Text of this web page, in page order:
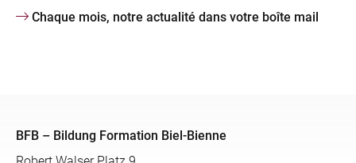
Chaque mois, notre actualité dans votre boîte mail
BFB – Bildung Formation Biel-Bienne